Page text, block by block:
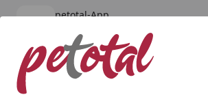
petotal-App
kostenlos - Im App Store
Alle Produkte
Mein Konto